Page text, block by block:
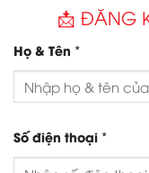
📩 ĐĂNG
Họ & Tên *
Số điện thoại *